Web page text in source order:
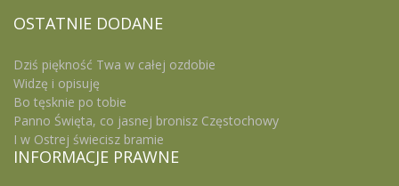
OSTATNIE DODANE
Dziś piękność Twa w całej ozdobie
Widzę i opisuję
Bo tęsknie po tobie
Panno Święta, co jasnej bronisz Częstochowy
I w Ostrej świecisz bramie
INFORMACJE PRAWNE